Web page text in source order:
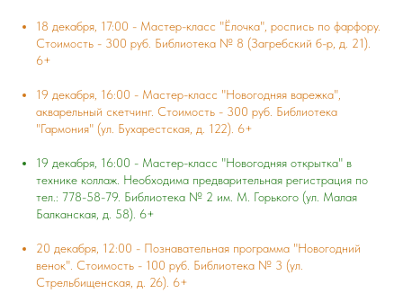
18 декабря, 17:00 - Мастер-класс "Ёлочка", роспись по фарфору.
Стоимость - 300 руб. Библиотека № 8 (Загребский б-р, д. 21).
6+
19 декабря, 16:00 - Мастер-класс "Новогодняя варежка",
акварельный скетчинг. Стоимость - 300 руб. Библиотека
"Гармония" (ул. Бухарестская, д. 122). 6+
19 декабря, 16:00 - Мастер-класс "Новогодняя открытка" в
технике коллаж. Необходима предварительная регистрация по
тел.: 778-58-79. Библиотека № 2 им. М. Горького (ул. Малая
Балканская, д. 58). 6+
20 декабря, 12:00 - Познавательная программа "Новогодний
венок". Стоимость - 100 руб. Библиотека № 3 (ул.
Стрельбищенская, д. 26). 6+